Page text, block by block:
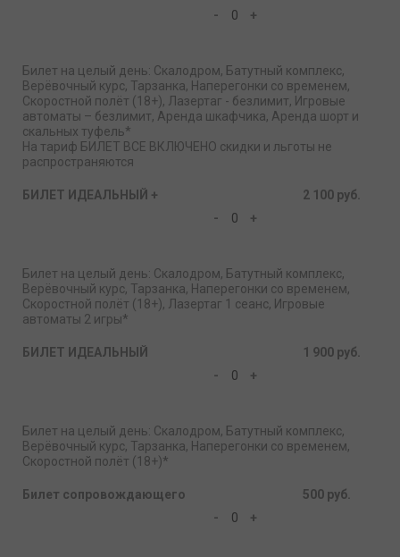
-
+
Билет на целый день: Скалодром, Батутный комплекс,
Верёвочный курс, Тарзанка, Наперегонки со временем,
Скоростной полёт (18+), Лазертаг - безлимит, Игровые
автоматы – безлимит, Аренда шкафчика, Аренда шорт и
скальных туфель*
На тариф БИЛЕТ ВСЕ ВКЛЮЧЕНО скидки и льготы не
распространяются
БИЛЕТ ИДЕАЛЬНЫЙ +
-
+
2 100 руб.
Билет на целый день: Скалодром, Батутный комплекс,
Верёвочный курс, Тарзанка, Наперегонки со временем,
Скоростной полёт (18+), Лазертаг 1 сеанс, Игровые
автоматы 2 игры*
БИЛЕТ ИДЕАЛЬНЫЙ
-
+
1 900 руб.
Билет на целый день: Скалодром, Батутный комплекс,
Верёвочный курс, Тарзанка, Наперегонки со временем,
Скоростной полёт (18+)*
Билет сопровождающего
-
+
500 руб.